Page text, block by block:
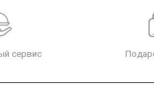
сервис